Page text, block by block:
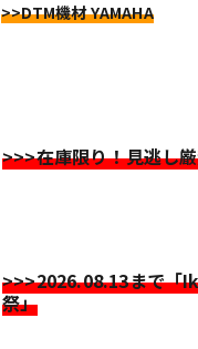
>>DTM機材 YAMAHA
>>>在庫限り！見逃し
>>>2026.08.13まで「
祭」